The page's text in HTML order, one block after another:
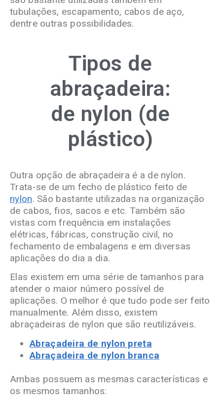
tubulações, escapamento, cabos de aço,
dentre outras possibilidades.
Tipos de
abraçadeira:
de nylon (de
plástico)
Outra opção de abraçadeira é a de nylon.
Trata-se de um fecho de plástico feito de
nylon. São bastante utilizadas na organização
de cabos, fios, sacos e etc. Também são
vistas com frequência em instalações
elétricas, fábricas, construção civil, no
fechamento de embalagens e em diversas
aplicações do dia a dia.
Elas existem em uma série de tamanhos para
atender o maior número possível de
aplicações. O melhor é que tudo pode ser feito
manualmente. Além disso, existem
abraçadeiras de nylon que são reutilizáveis.
Abraçadeira de nylon preta
Abraçadeira de nylon branca
Ambas possuem as mesmas características e
os mesmos tamanhos: